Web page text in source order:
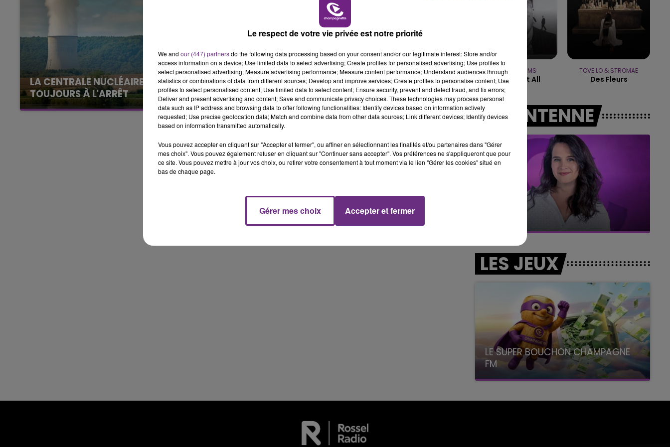
11h00 - 16h00
LE WEEK-END CHAMPAGNE FM
16h00 - 20h00
LE WEEK-END CHAMPAGNE FM
LA CENTRALE NUCLÉAIRE DE CHOOZ
TOUJOURS À L'ARRÊT
Cela fait déjà une semaine que la centrale
nucléaire ardennaise est à l'arrêt. Une situation
justifiée par la sécheresse intense qui est
LE MAGASIN JOUÉCLUB DE REIMS FERME
SES PORTES
C'était l'une des institutions du centre-ville
rémois. Le magasin JouéClub est contraint de
fermer ses portes.
TEDDY SWIMS
Mr Know It All
TOVE LO & STROMAE
Des Fleurs
A L'ANTENNE
16h00 - 20h00
Le Week-end Champagne FM
LES JEUX
LE SUPER BOUCHON CHAMPAGNE
FM
avec La Famille Champagne FM, à 8H10
Le respect de votre vie privée est notre priorité
We and our (447) partnersdo the following data processing based on your consent and/or our legitimate interest: Store and/or
access information on a device; Use limited data to select advertising; Create profiles for personalised advertising; Use profiles to
select personalised advertising; Measure advertising performance; Measure content performance; Understand audiences through
statistics or combinations of data from different sources; Develop and improve services; Create profiles to personalise content; Use
profiles to select personalised content; Use limited data to select content; Ensure security, prevent and detect fraud, and fix errors;
Deliver and present advertising and content; Save and communicate privacy choices. These technologies may process personal
data such as IP address and browsing data to offer following functionalities: Identify devices based on information actively
requested; Use precise geolocation data; Match and combine data from other data sources; Link different devices; Identify devices
based on information transmitted automatically.
Vous pouvez accepter en cliquant sur "Accepter et fermer", ou affiner en sélectionnant les finalités et/ou partenaires dans "Gérer
mes choix". Vous pouvez également refuser en cliquant sur "Continuer sans accepter". Vos préférences ne s'appliqueront que pour
ce site. Vous pouvez mettre à jour vos choix, ou retirer votre consentement à tout moment via le lien "Gérer les cookies" situé en
bas de chaque page.
Gérer mes choix Accepter et fermer